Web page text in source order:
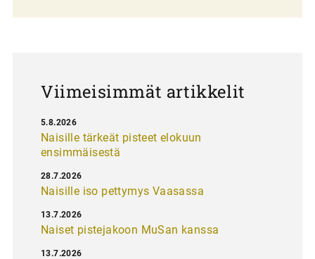
Viimeisimmät artikkelit
Naisille tärkeät pisteet elokuun
ensimmäisestä
5.8.2026
Naisille iso pettymys Vaasassa
28.7.2026
Naiset pistejakoon MuSan kanssa
13.7.2026
13.7.2026